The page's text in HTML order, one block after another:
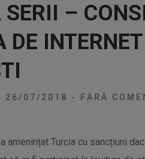
SERII –
DE
26/07/2018 - FĂRĂ
amenințat Turcia cu sancțiuni